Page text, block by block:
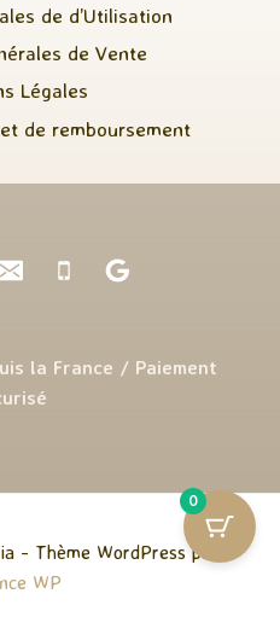
de d’Utilisation
de Vente
Légales
de remboursement
la France / Paiement
Thème WordPress par
WP
0